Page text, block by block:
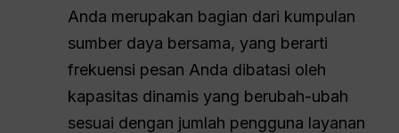
Anda merupakan bagian dari kumpulan
sumber daya bersama, yang berarti
frekuensi pesan Anda dibatasi oleh
kapasitas dinamis yang berubah-ubah
sesuai dengan jumlah pengguna layanan